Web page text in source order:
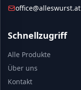
office@alleswurst.at
Schnellzugriff
Alle Produkte
Über uns
Kontakt